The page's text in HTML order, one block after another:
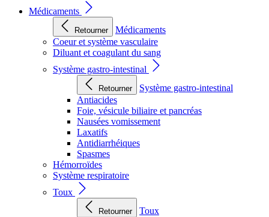
Médicaments
Retourner
Médicaments
Coeur et système vasculaire
Diluant et coagulant du sang
Système gastro-intestinal
Retourner
Système gastro-intestinal
Antiacides
Foie, vésicule biliaire et pancréas
Nausées vomissement
Laxatifs
Antidiarrhéiques
Spasmes
Hémorroïdes
Système respiratoire
Toux
Retourner
Toux